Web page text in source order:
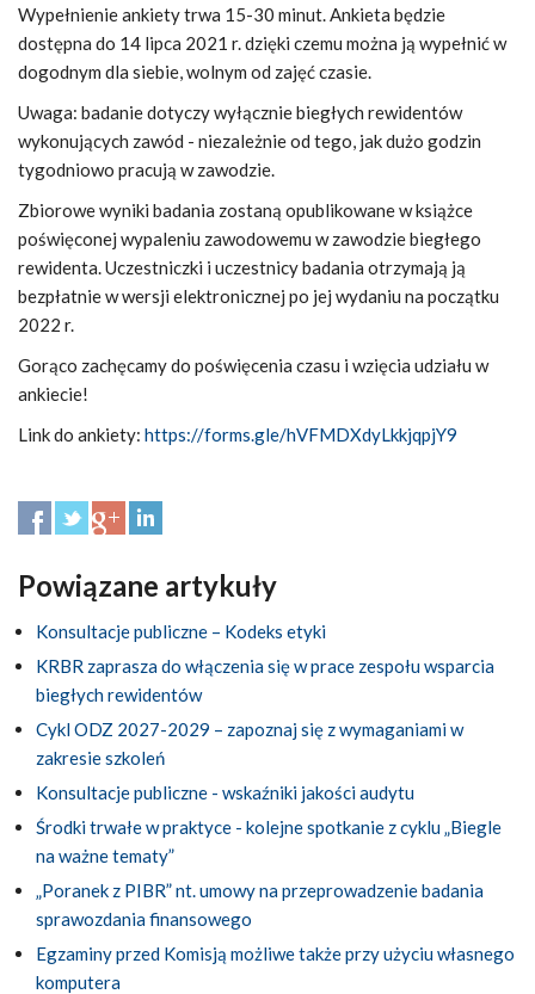
Wypełnienie ankiety trwa 15-30 minut. Ankieta będzie
dostępna do 14 lipca 2021 r. dzięki czemu można ją wypełnić w
dogodnym dla siebie, wolnym od zajęć czasie.
Uwaga: badanie dotyczy wyłącznie biegłych rewidentów
wykonujących zawód - niezależnie od tego, jak dużo godzin
tygodniowo pracują w zawodzie.
Zbiorowe wyniki badania zostaną opublikowane w książce
poświęconej wypaleniu zawodowemu w zawodzie biegłego
rewidenta. Uczestniczki i uczestnicy badania otrzymają ją
bezpłatnie w wersji elektronicznej po jej wydaniu na początku
2022 r.
Gorąco zachęcamy do poświęcenia czasu i wzięcia udziału w
ankiecie!
Link do ankiety: https://forms.gle/hVFMDXdyLkkjqpjY9
Powiązane artykuły
Konsultacje publiczne – Kodeks etyki
KRBR zaprasza do włączenia się w prace zespołu wsparcia
biegłych rewidentów
Cykl ODZ 2027-2029 – zapoznaj się z wymaganiami w
zakresie szkoleń
Konsultacje publiczne - wskaźniki jakości audytu
Środki trwałe w praktyce - kolejne spotkanie z cyklu „Biegle
na ważne tematy”
„Poranek z PIBR” nt. umowy na przeprowadzenie badania
sprawozdania finansowego
Egzaminy przed Komisją możliwe także przy użyciu własnego
komputera